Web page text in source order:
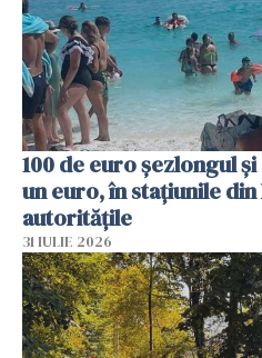
100 de euro șezlongul
un euro, în stațiunile
autoritățile
31 IULIE 2026